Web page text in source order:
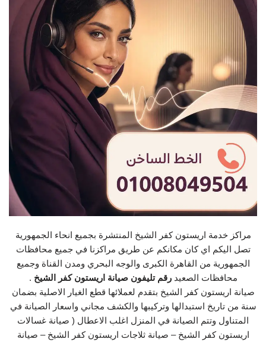
مراكز خدمة اريستون كفر الشيخ المنتشرة بجميع انحاء الجمهورية
تصل اليكم اي كان مكانكم عن طريق مراكزنا في جميع محافظات
الجمهورية من القاهرة الكبرى والوجه البحري ومدن القناة وجميع
محافظات الصعيد رقم تليفون صيانة اريستون كفر الشيخ .
صيانة اريستون كفر الشيخ بتقدم لعملائها قطع الغيار الاصلية بضمان
سنة من تاريخ استبدالها وتركيبها والكشف مجاني واسعار الصيانة في
المتناول وتتم الصيانة في المنزل اغلب الاعطال ( صيانة غسالات
اريستون كفر الشيخ – صيانة ثلاجات اريستون كفر الشيخ – صيانة